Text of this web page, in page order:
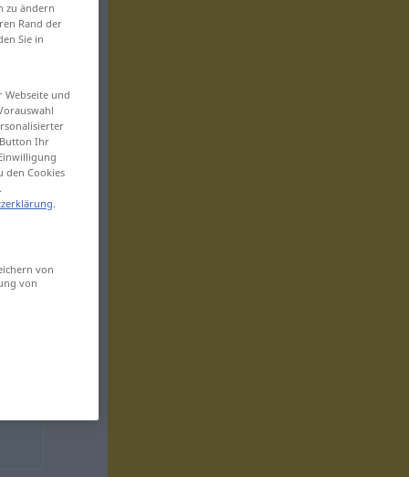
zu ändern
Rand der
Sie in
und
Ihr
den Cookies
.
von
von